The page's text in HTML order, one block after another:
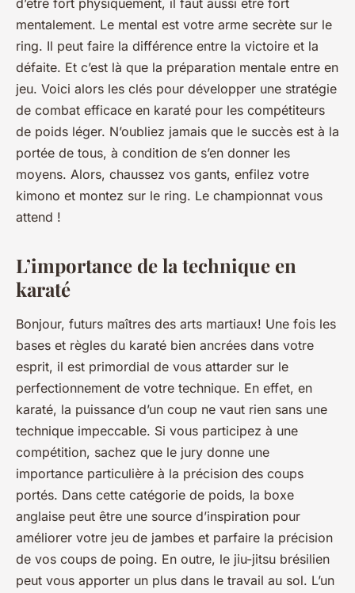
d’être fort physiquement, il faut aussi être fort
mentalement. Le mental est votre arme secrète sur le
ring. Il peut faire la différence entre la victoire et la
défaite. Et c’est là que la préparation mentale entre en
jeu. Voici alors les clés pour développer une stratégie
de combat efficace en karaté pour les compétiteurs
de poids léger. N’oubliez jamais que le succès est à la
portée de tous, à condition de s’en donner les
moyens. Alors, chaussez vos gants, enfilez votre
kimono et montez sur le ring. Le championnat vous
attend !
L’importance de la technique en
karaté
Bonjour, futurs maîtres des arts martiaux! Une fois les
bases et règles du karaté bien ancrées dans votre
esprit, il est primordial de vous attarder sur le
perfectionnement de votre technique. En effet, en
karaté, la puissance d’un coup ne vaut rien sans une
technique impeccable. Si vous participez à une
compétition, sachez que le jury donne une
importance particulière à la précision des coups
portés. Dans cette catégorie de poids, la boxe
anglaise peut être une source d’inspiration pour
améliorer votre jeu de jambes et parfaire la précision
de vos coups de poing. En outre, le jiu-jitsu brésilien
peut vous apporter un plus dans le travail au sol. L’un